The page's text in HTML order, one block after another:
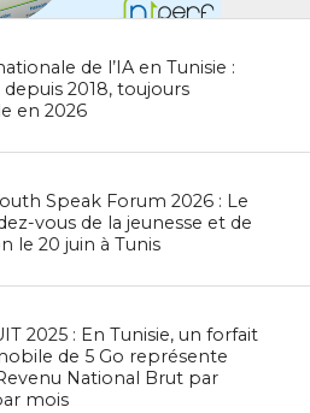
de l’IA en Tunisie :
2018, toujours
en 2026
Speak Forum 2026 : Le
vous de la jeunesse et de
le 20 juin à Tunis
2025 : En Tunisie, un forfait
de 5 Go représente
National Brut par
mois